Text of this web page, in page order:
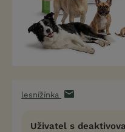
lesnížínka
Uživatel s